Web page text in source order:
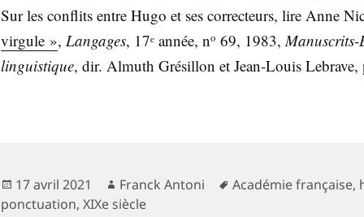
Sur les conflits entre Hugo et ses cor­rec­teurs, lire Anne
vir­gule », Lan­gages, 17ᵉ année, no 69, 1983,
lin­guis­tique, dir. Almuth Gré­sillon et Jean-Louis
Publié
le
17 avril 2021 Auteur
Franck Antoni
Mots-
Académie française,
ponctuation,XIXe siècle